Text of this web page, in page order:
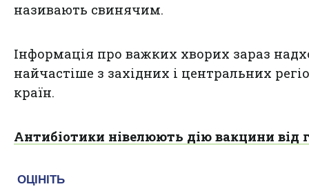
називають свинячим.
Інформація про важких хворих зараз
найчастіше з західних і центральних
країн.
Антибіотики нівелюють дію вакцини від